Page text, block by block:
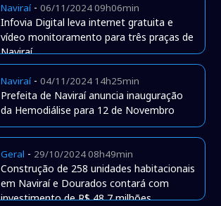
Naviraí-06/11/2024 09h06min
Infovia Digital leva internet gratuita e
vídeo monitoramento para três praças de
Naviraí
Naviraí-04/11/2024 14h25min
Prefeita de Naviraí anuncia inauguração
da Hemodiálise para 12 de Novembro
Geral - 29/10/2024 08h49min
Construção de 258 unidades habitacionais
em Naviraí e Dourados contará com
investimento de R$ 48,7 milhões